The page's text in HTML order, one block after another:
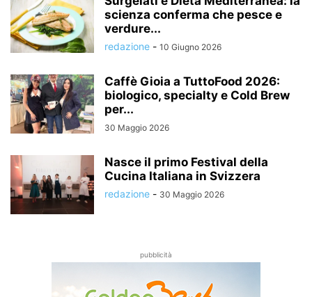
scienza conferma che pesce e
verdure...
redazione - 10 Giugno 2026
Caffè Gioia a TuttoFood 2026:
biologico, specialty e Cold Brew
per...
30 Maggio 2026
Nasce il primo Festival della
Cucina Italiana in Svizzera
redazione - 30 Maggio 2026
pubblicità